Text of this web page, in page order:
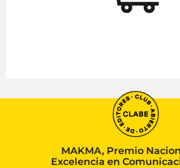
MAKMA, Premio
Excelencia en